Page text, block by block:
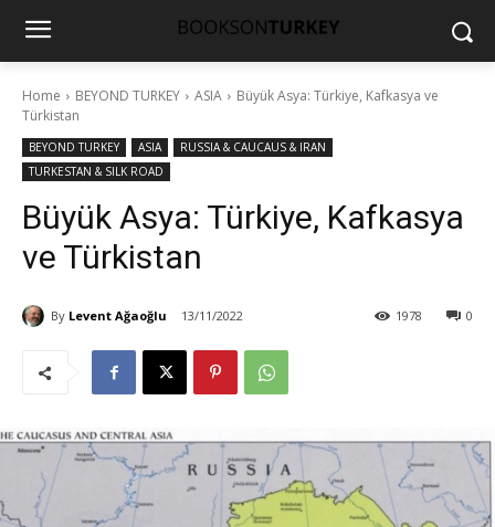
Home BEYOND TURKEY ASIA
Büyük Asya: Türkiye, Kafkasya ve
Türkistan
BEYOND TURKEY ASIA
RUSSIA & CAUCAUS & IRAN
TURKESTAN & SILK ROAD
Büyük Asya: Türkiye, Kafkasya
ve Türkistan
By Levent Ağaoğlu 13/11/2022 0
1978